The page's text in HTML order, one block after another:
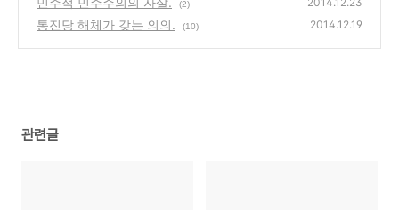
(2)
통진당 해체가 갖는 의의. (10) 2014.12.19
관련글